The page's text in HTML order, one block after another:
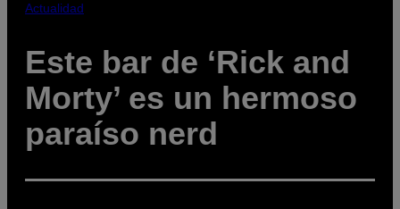
Actualidad
Este bar de ‘Rick and
Morty’ es un hermoso
paraíso nerd